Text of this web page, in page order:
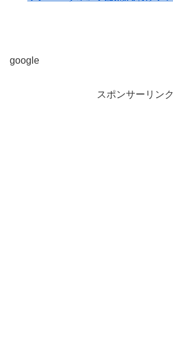
google
スポンサーリンク